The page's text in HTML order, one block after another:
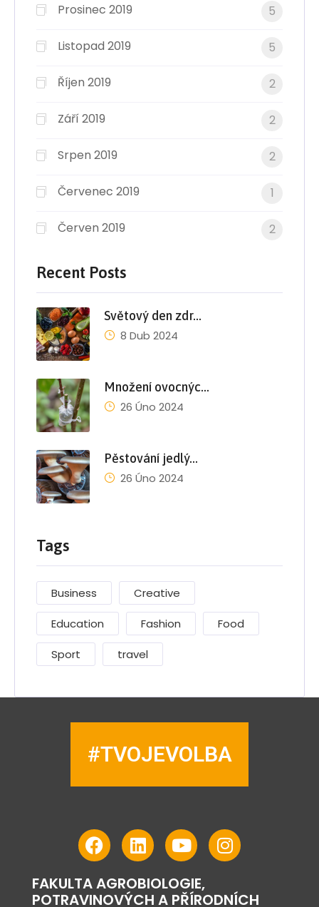
Prosinec 2019 5
Listopad 2019 5
Říjen 2019 2
Září 2019 2
Srpen 2019 2
Červenec 2019 1
Červen 2019 2
Recent Posts
Světový den zdr…
8 Dub 2024
Množení ovocnýc…
26 Úno 2024
Pěstování jedlý…
26 Úno 2024
Tags
Business Creative
Education Fashion Food
Sport travel
#TVOJEVOLBA
FAKULTA AGROBIOLOGIE,
POTRAVINOVÝCH A PŘÍRODNÍCH